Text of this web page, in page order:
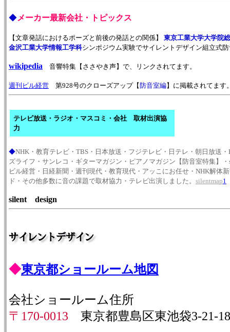
◆メーカー最新会社・トピックス
【文章発話におけるポーズと前後の発話との関係】 東京工業大学大学院
金沢工業大学情報工学科シンポジウム実験でサイレントデザイン組立式
wikipedia 音響特集【ささやき声】で、リンクされてます。
週刊ビル経営 第928号のクローズアップ【 防音室編】に掲載されてます
テレビ放送・ラジオ・マスコミ・会社 取材出演協
力
◆NHK・教育テレビ・TBS・日本放送・フジテレビ・日テレ・朝日放送
ズライフ・サンレコ・ギターマガジン・ピアノマガジン【防音室特集】
ビル経営・日経新聞・週刊現代・教育現代・アッこにお任せ・NHK解体
ド・その他多数に音の課題で取材協力・テレビ出演しました。 silentmap1
silent design
◆東京都ショールーム地図
会社ショールーム住所
〒170-0013 東京都豊島区東池袋3-21-